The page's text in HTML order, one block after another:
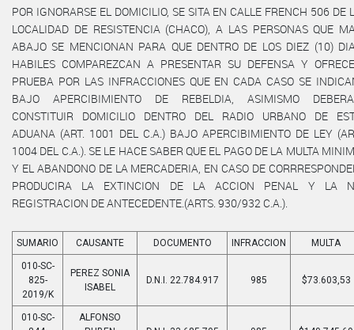
POR IGNORARSE EL DOMICILIO, SE SITA EN CALLE FRENCH 506 DE
LOCALIDAD DE RESISTENCIA (CHACO), A LAS PERSONAS QUE
ABAJO SE MENCIONAN PARA QUE DENTRO DE LOS DIEZ (10)
HABILES COMPAREZCAN A PRESENTAR SU DEFENSA Y
PRUEBA POR LAS INFRACCIONES QUE EN CADA CASO SE
BAJO APERCIBIMIENTO DE REBELDIA, ASIMISMO
CONSTITUIR DOMICILIO DENTRO DEL RADIO URBANO DE
ADUANA (ART. 1001 DEL C.A.) BAJO APERCIBIMIENTO DE LEY
1004 DEL C.A.). SE LE HACE SABER QUE EL PAGO DE LA MULTA
Y EL ABANDONO DE LA MERCADERIA, EN CASO DE
PRODUCIRA LA EXTINCION DE LA ACCION PENAL Y LA
REGISTRACION DE ANTECEDENTE.(ARTS. 930/932 C.A.).
SUMARIO CAUSANTE DOCUMENTO INFRACCION MULTA
010-SC-
825-
2019/K
PEREZ SONIA
ISABEL
D.N.I. 22.784.917 985 $73.603,53
010-SC-
ALFONSO